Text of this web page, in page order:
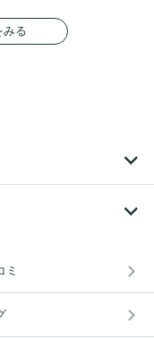
みる
ミ